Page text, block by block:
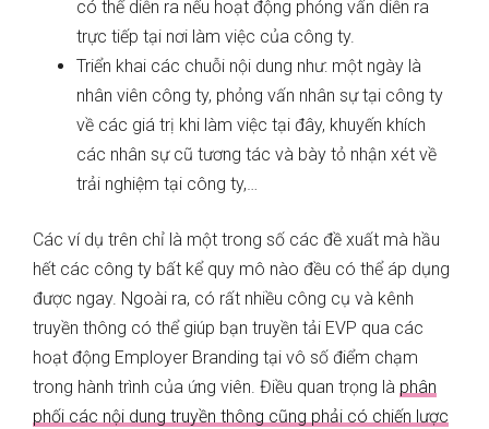
có thể diễn ra nếu hoạt động phỏng vấn diễn ra
trực tiếp tại nơi làm việc của công ty.
Triển khai các chuỗi nội dung như: một ngày là
nhân viên công ty, phỏng vấn nhân sự tại công ty
về các giá trị khi làm việc tại đây, khuyến khích
các nhân sự cũ tương tác và bày tỏ nhận xét về
trải nghiệm tại công ty,…
Các ví dụ trên chỉ là một trong số các đề xuất mà hầu
hết các công ty bất kể quy mô nào đều có thể áp dụng
được ngay. Ngoài ra, có rất nhiều công cụ và kênh
truyền thông có thể giúp bạn truyền tải EVP qua các
hoạt động Employer Branding tại vô số điểm chạm
trong hành trình của ứng viên. Điều quan trọng là phân
phối các nội dung truyền thông cũng phải có chiến lược